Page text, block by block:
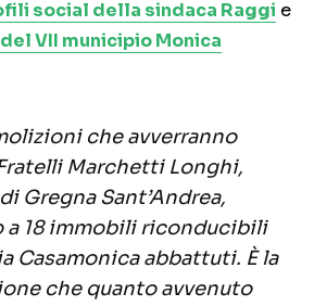
social della sindaca Raggi e
VII municipio Monica
che avverranno
Marchetti Longhi,
Gregna Sant’Andrea,
a 18 immobili riconducibili
Casamonica abbattuti. È la
che quanto avvenuto